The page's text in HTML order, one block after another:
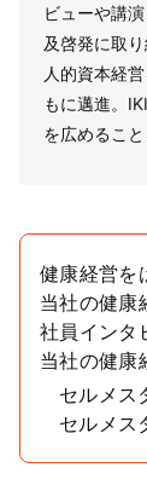
ビューや講
及啓発に取
人的資本経
もに邁進。
を広めること
健康経営を
当社の健康
社員インタ
当社の健康
セルメス
セルメス